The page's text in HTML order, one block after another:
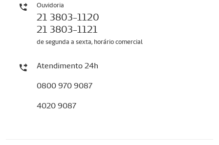
Ouvidoria
21 3803-1120
21 3803-1121
de segunda a sexta, horário comercial
Atendimento 24h
0800 970 9087
4020 9087